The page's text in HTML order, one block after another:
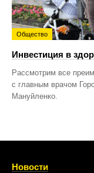
Общество
Инвестиция в
Рассмотрим все
с главным врачом
Мануйленко.
Новости